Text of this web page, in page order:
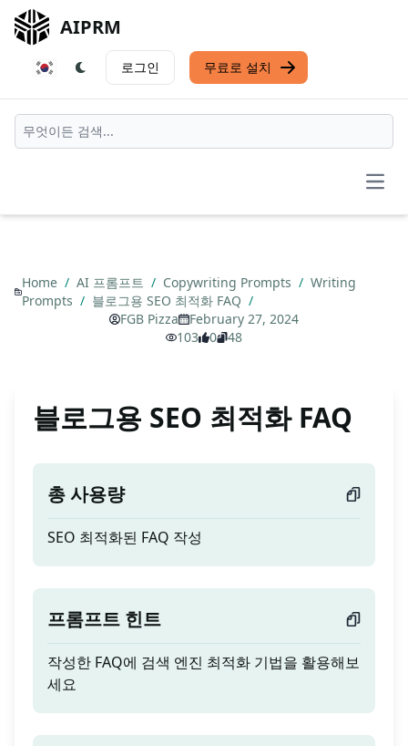
AIPRM
로그인 무료로 설치
Home / AI 프롬프트 / Copywriting Prompts / Writing
Prompts / 블로그용 SEO 최적화 FAQ /
FGB Pizza
February 27, 2024
103
0 48
블로그용 SEO 최적화 FAQ
총 사용량
SEO 최적화된 FAQ 작성
프롬프트 힌트
작성한 FAQ에 검색 엔진 최적화 기법을 활용해보
세요